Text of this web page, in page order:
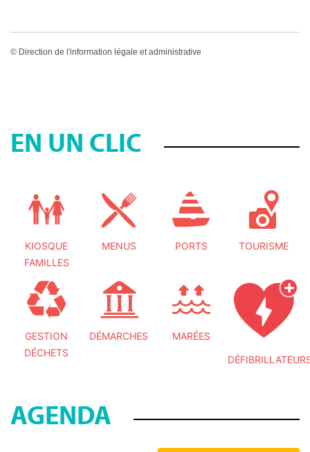
© Direction de l'information légale et administrative
EN UN CLIC
KIOSQUE
FAMILLES
MENUS PORTS TOURISME
GESTION
DÉCHETS
DÉMARCHES MARÉES
AGENDA